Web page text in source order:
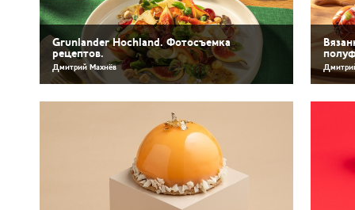
Grunlander Hochland. Фотосъемка
рецептов.
Дмитрий Махнёв